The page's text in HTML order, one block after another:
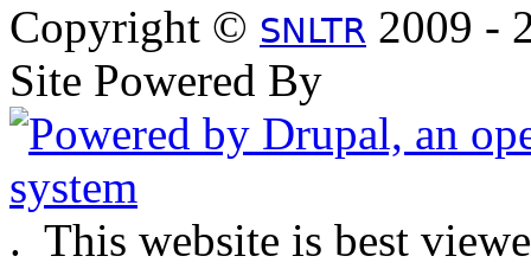
Copyright © SNLTR 2009 -
Site Powered By
. This website is best